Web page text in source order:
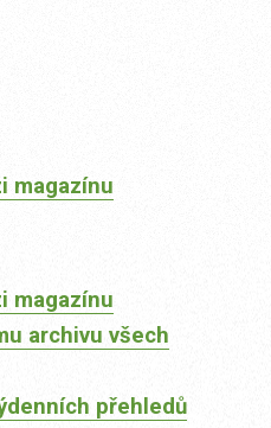
magazínu
magazínu
archivu všech
přehledů